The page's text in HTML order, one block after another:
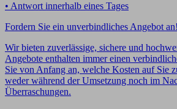
• Antwort innerhalb eines Tages
Fordern Sie ein unverbindliches Angebot an!
Wir bieten zuverlässige, sichere und
Angebote enthalten immer einen
Sie von Anfang an, welche Kosten auf Sie
weder während der Umsetzung noch im
Überraschungen.